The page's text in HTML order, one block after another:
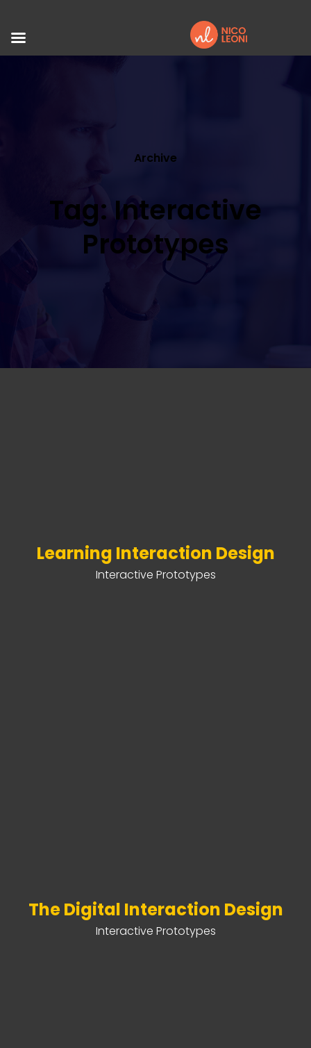
Archive
Tag: Interactive
Prototypes
Learning Interaction Design
Interactive Prototypes
The Digital Interaction Design
Interactive Prototypes